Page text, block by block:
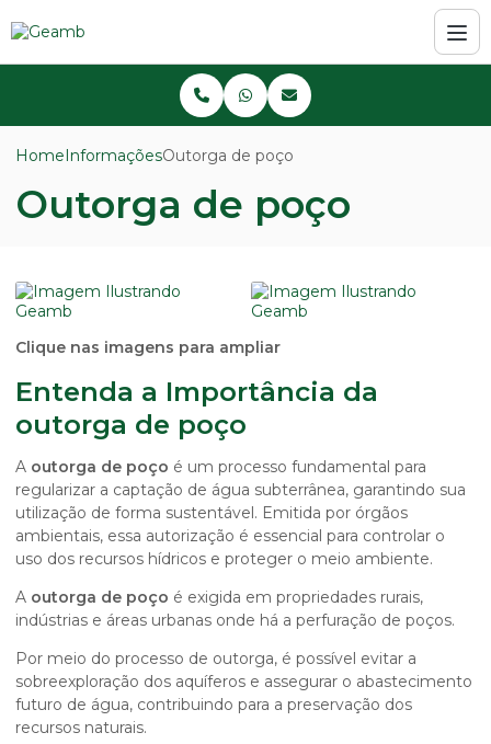
HomeInformaçõesOutorga de poço
Outorga de poço
Clique nas imagens para ampliar
Entenda a Importância da
outorga de poço
A outorga de poço é um processo fundamental para
regularizar a captação de água subterrânea, garantindo sua
utilização de forma sustentável. Emitida por órgãos
ambientais, essa autorização é essencial para controlar o
uso dos recursos hídricos e proteger o meio ambiente.
A outorga de poço é exigida em propriedades rurais,
indústrias e áreas urbanas onde há a perfuração de poços.
Por meio do processo de outorga, é possível evitar a
sobreexploração dos aquíferos e assegurar o abastecimento
futuro de água, contribuindo para a preservação dos
recursos naturais.